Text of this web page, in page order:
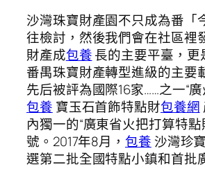
沙灣珠寶財產園不只成為番「
往檢討，然後我們會在社區裡
財產成包養長的主要平臺，更
番禺珠寶財產轉型進級的主要
先后被評為國際16家……之一“
包養 寶玉石首飾特點財包養網
內獨一的“廣東省火把打算特點
號。2017年8月， 包養 沙灣珍
選第二批全國特點小鎮和首批